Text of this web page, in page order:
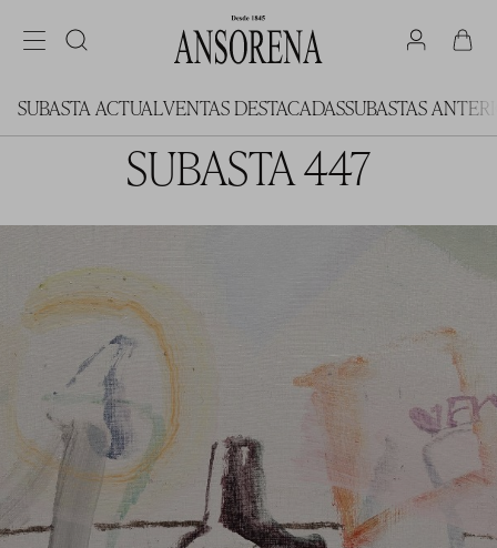
SUBASTA ACTUALVENTAS DESTACADASSUBASTAS
SUBASTA 447